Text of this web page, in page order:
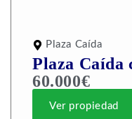
Plaza Caída
Plaza Caída
60.000€
Ver propiedad